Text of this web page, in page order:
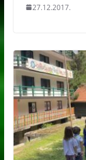
27.12.2017.